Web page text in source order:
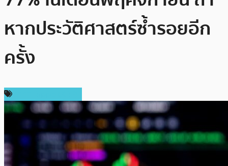
หากประวัติศาสตร์ซ้ำรอยอีก
ครั้ง